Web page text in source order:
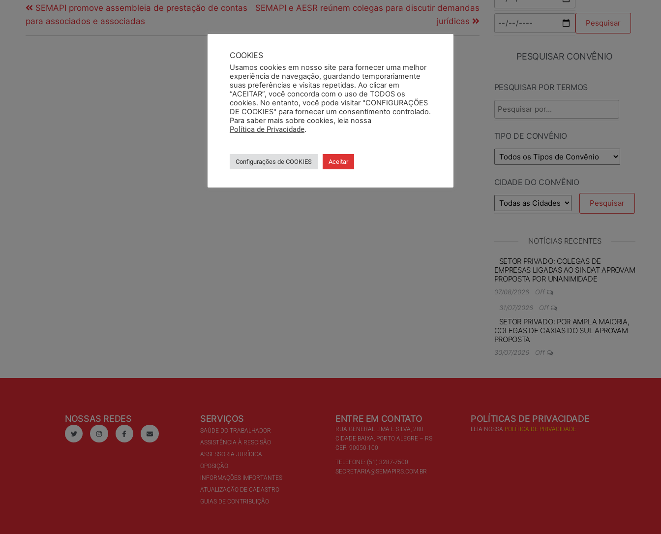
SEMAPI promove assembleia de prestação de contas
para associados e associadas
SEMAPI e AESR reúnem colegas para discutir demandas
jurídicas
PESQUISAR CONVÊNIO
PESQUISAR POR TERMOS
TIPO DE CONVÊNIO
CIDADE DO CONVÊNIO
NOTÍCIAS RECENTES
SETOR PRIVADO: COLEGAS DE
EMPRESAS LIGADAS AO SINDAT APROVAM
PROPOSTA POR UNANIMIDADE
07/08/2026
Off
31/07/2026
Off
SETOR PRIVADO: POR AMPLA MAIORIA,
COLEGAS DE CAXIAS DO SUL APROVAM
PROPOSTA
30/07/2026 Off
NOSSAS REDES SERVIÇOS
SAÚDE DO TRABALHADOR
ASSISTÊNCIA À RESCISÃO
ASSESSORIA JURÍDICA
OPOSIÇÃO
INFORMAÇÕES IMPORTANTES
ATUALIZAÇÃO DE CADASTRO
GUIAS DE CONTRIBUIÇÃO
ENTRE EM CONTATO
RUA GENERAL LIMA E SILVA, 280
CIDADE BAIXA, PORTO ALEGRE – RS
CEP: 90050-100
TELEFONE: (51) 3287-7500
SECRETARIA@SEMAPIRS.COM.BR
POLÍTICAS DE PRIVACIDADE
LEIA NOSSA POLÍTICA DE PRIVACIDADE
COOKIES
Usamos cookies em nosso site para fornecer uma melhor
experiência de navegação, guardando temporariamente
suas preferências e visitas repetidas. Ao clicar em
“ACEITAR”, você concorda com o uso de TODOS os
cookies. No entanto, você pode visitar "CONFIGURAÇÕES
DE COOKIES" para fornecer um consentimento controlado.
Para saber mais sobre cookies, leia nossa
Política de Privacidade.
Configurações de COOKIES Aceitar